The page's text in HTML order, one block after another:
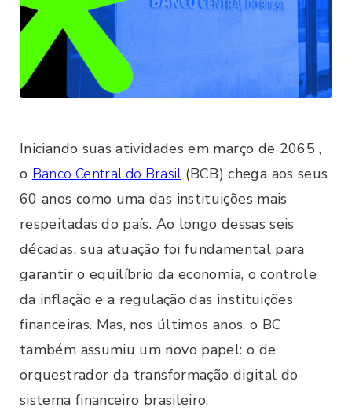
Iniciando suas atividades em março de 2065 ,
o Banco Central do Brasil(BCB) chega aos seus
60 anos como uma das instituições mais
respeitadas do país. Ao longo dessas seis
décadas, sua atuação foi fundamental para
garantir o equilíbrio da economia, o controle
da inflação e a regulação das instituições
financeiras. Mas, nos últimos anos, o BC
também assumiu um novo papel: o de
orquestrador da transformação digital do
sistema financeiro brasileiro.